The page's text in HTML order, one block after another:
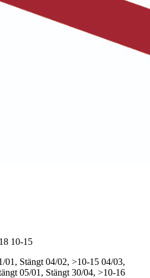
10-15
01, Stängt 04/02, >10-15 04/03,
05/01, Stängt 30/04, >10-16